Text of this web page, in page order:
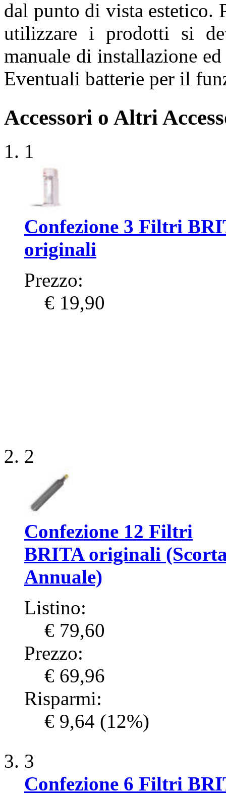
dal punto di vista estetico.
utilizzare i prodotti si
manuale di installazione
Eventuali batterie per il
Accessori o Altri
1
Confezione 3 Filtri
originali
Prezzo:
€ 19,90
2
Confezione 12 Filtri
BRITA originali
Annuale)
Listino:
€ 79,60
Prezzo:
€ 69,96
Risparmi:
€ 9,64 (12%)
3
Confezione 6 Filtri